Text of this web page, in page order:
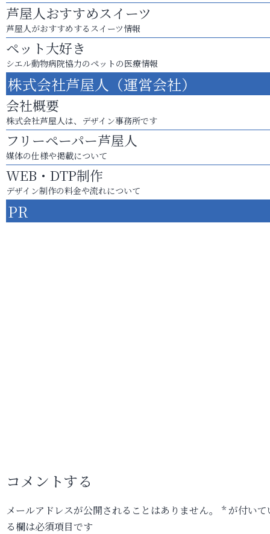
芦屋人おすすめスイーツ
芦屋人がおすすめするスイーツ情報
ペット大好き
シエル動物病院協力のペットの医療情報
株式会社芦屋人（運営会社）
会社概要
株式会社芦屋人は、デザイン事務所です
フリーペーパー芦屋人
媒体の仕様や掲載について
WEB・DTP制作
デザイン制作の料金や流れについて
PR
コメントする
メールアドレスが公開されることはありません。 *が付いて
る欄は必須項目です